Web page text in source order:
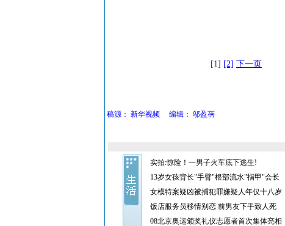
[1] [2] 下一页
稿源： 新华视频 编辑： 邬盈蓓
实拍:惊险！一男子火车底下逃生!
13岁女孩背长"手臂"根部流水"指甲"会长
女模特案疑凶被捕犯罪嫌疑人年仅十八岁
饭店服务员移情别恋 前男友下手致人死
08北京奥运颁奖礼仪志愿者首次集体亮相